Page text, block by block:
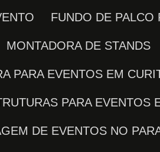
FUNDO DE
MONTADORA DE STANDS
PARA EVENTOS EM
PARA EVENTOS
DE EVENTOS NO